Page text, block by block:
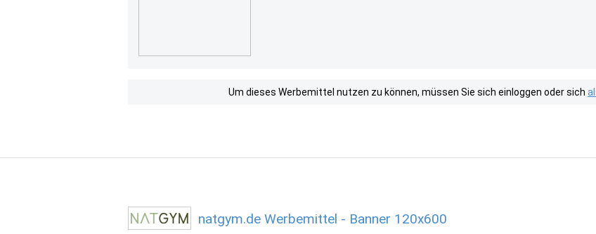
Um dieses Werbemittel nutzen zu können, müssen Sie sich einloggen oder sich
natgym.de Werbemittel - Banner 120x600